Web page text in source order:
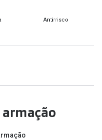
Antirrisco